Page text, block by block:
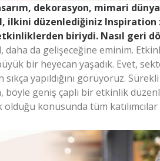
dekorasyon, mimari
ilkini düzenlediğiniz
biriydi. Nasıl geri
daha da gelişeceğine eminim.
bir heyecan yaşadık. Evet,
yapıldığını görüyoruz.
böyle geniş çaplı bir etkinlik
olduğu konusunda tüm